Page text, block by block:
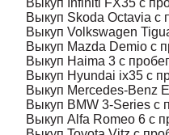
Выкуп Infiniti FX35 с
Выкуп Skoda Octavia с
Выкуп Volkswagen
Выкуп Mazda Demio с
Выкуп Haima 3 с
Выкуп Hyundai ix35 с
Выкуп Mercedes-Benz
Выкуп BMW 3-Series с
Выкуп Alfa Romeo 6 с